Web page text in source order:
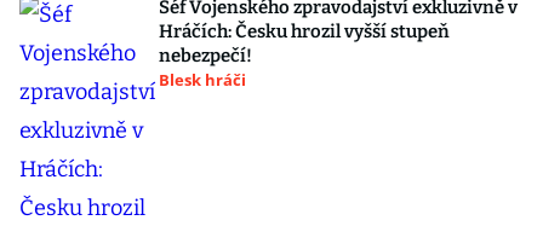
Šéf Vojenského zpravodajství exkluzivně v
Hráčích: Česku hrozil vyšší stupeň
nebezpečí!
Blesk hráči